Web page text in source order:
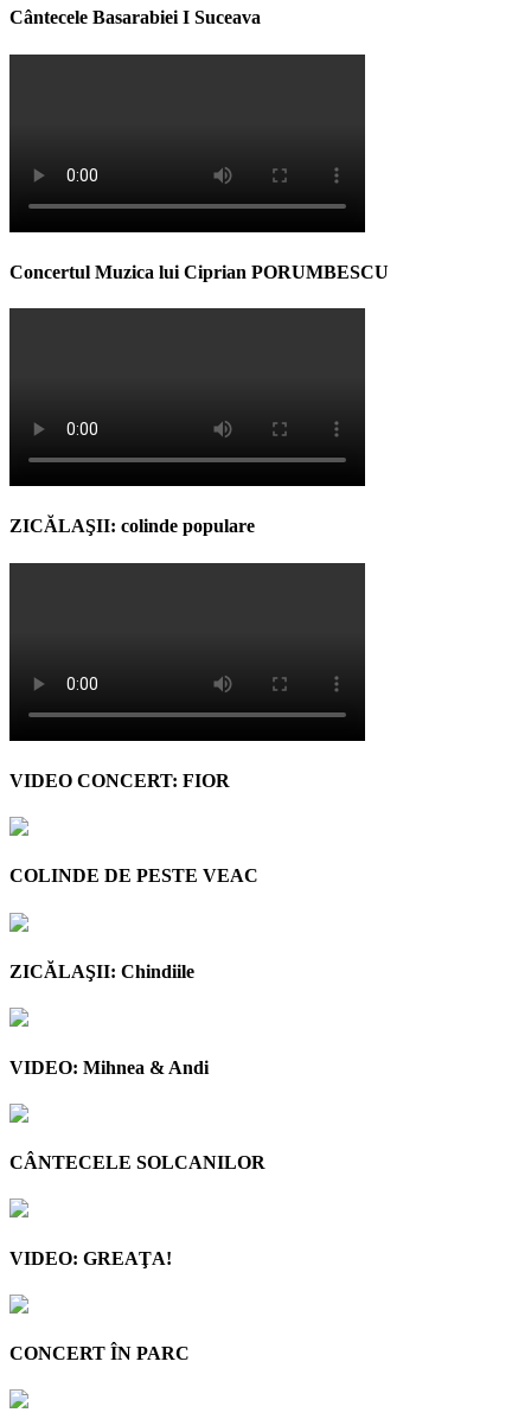
Cântecele Basarabiei I Suceava
Concertul Muzica lui Ciprian PORUMBESCU
ZICĂLAŞII: colinde populare
VIDEO CONCERT: FIOR
COLINDE DE PESTE VEAC
ZICĂLAŞII: Chindiile
VIDEO: Mihnea & Andi
CÂNTECELE SOLCANILOR
VIDEO: GREAŢA!
CONCERT ÎN PARC